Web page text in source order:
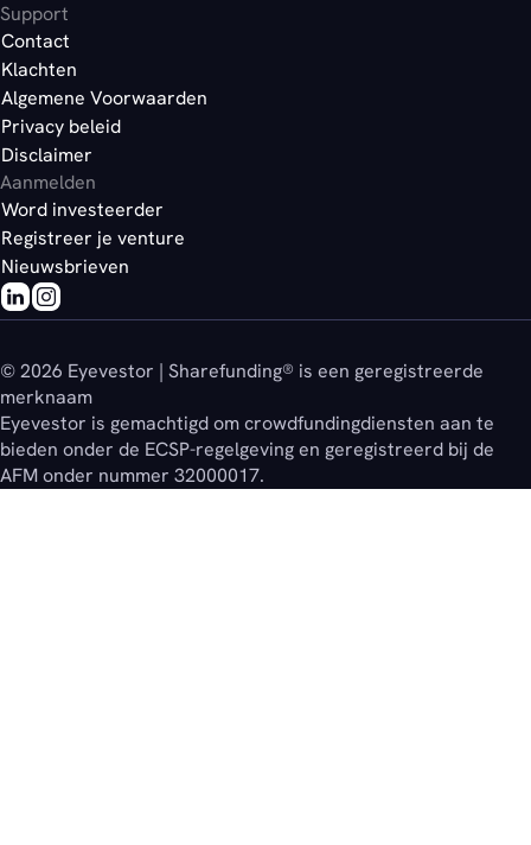
Support
Contact
Klachten
Algemene Voorwaarden
Privacy beleid
Disclaimer
Aanmelden
Word investeerder
Registreer je venture
Nieuwsbrieven
© 2026 Eyevestor | Sharefunding® is een geregistreerde
merknaam
Eyevestor is gemachtigd om crowdfundingdiensten aan te
bieden onder de ECSP-regelgeving en geregistreerd bij de
AFM onder nummer 32000017.